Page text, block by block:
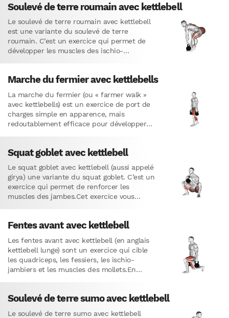
Soulevé de terre roumain avec kettlebell
Le soulevé de terre roumain avec kettlebell
est une variante du soulevé de terre
roumain. C’est un exercice qui permet de
développer les muscles des ischio-
Marche du fermier avec kettlebells
La marche du fermier (ou « farmer walk »
avec kettlebells) est un exercice de port de
charges simple en apparence, mais
redoutablement efficace pour développer
Squat goblet avec kettlebell
Le squat goblet avec kettlebell (aussi appelé
girya) une variante du squat goblet. C’est un
exercice qui permet de renforcer les
muscles des jambes.Cet exercice vous
Fentes avant avec kettlebell
Les fentes avant avec kettlebell (en anglais
kettlebell lunge) sont un exercice qui cible
les quadriceps, les fessiers, les ischio-
jambiers et les muscles des mollets.En
Soulevé de terre sumo avec kettlebell
Le soulevé de terre sumo avec kettlebell